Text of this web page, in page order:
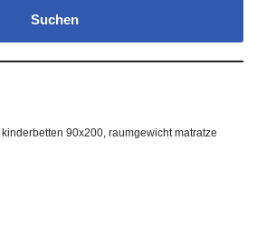
Suchen
kinderbetten 90x200, raumgewicht matratze